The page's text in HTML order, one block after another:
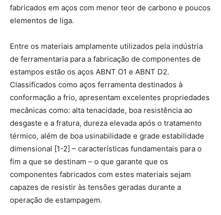
fabricados em aços com menor teor de carbono e poucos
elementos de liga.
Entre os materiais amplamente utilizados pela indústria
de ferramentaria para a fabricação de componentes de
estampos estão os aços ABNT O1 e ABNT D2.
Classificados como aços ferramenta destinados à
conformação a frio, apresentam excelentes propriedades
mecânicas como: alta tenacidade, boa resistência ao
desgaste e a fratura, dureza elevada após o tratamento
térmico, além de boa usinabilidade e grade estabilidade
dimensional [1-2] – características fundamentais para o
fim a que se destinam – o que garante que os
componentes fabricados com estes materiais sejam
capazes de resistir às tensões geradas durante a
operação de estampagem.